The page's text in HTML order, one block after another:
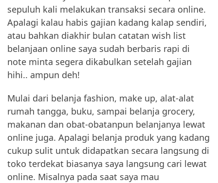
sepuluh kali melakukan transaksi secara online.
Apalagi kalau habis gajian kadang kalap sendiri,
atau bahkan diakhir bulan catatan wish list
belanjaan online saya sudah berbaris rapi di
note minta segera dikabulkan setelah gajian
hihi.. ampun deh!
Mulai dari belanja fashion, make up, alat-alat
rumah tangga, buku, sampai belanja grocery,
makanan dan obat-obatanpun belanjanya lewat
online juga. Apalagi belanja produk yang kadang
cukup sulit untuk didapatkan secara langsung di
toko terdekat biasanya saya langsung cari lewat
online. Misalnya pada saat saya mau